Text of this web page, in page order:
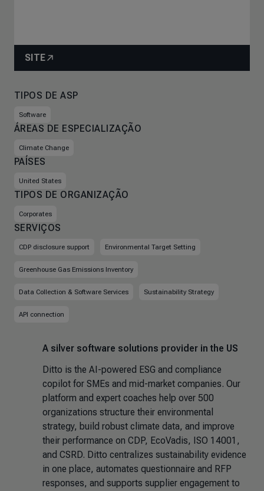
SITE
TIPOS DE ASP
Software
ÁREAS DE ESPECIALIZAÇÃO
Climate Change
PAÍSES
United States
TIPOS DE ORGANIZAÇÃO
Corporates
SERVIÇOS
CDP disclosure support Environmental Target Setting
Greenhouse Gas Emissions Inventory
Data Collection & Software Services Sustainability Strategy
API connection
A silver software solutions provider in the US
Ditto is the AI-powered ESG and compliance
copilot for SMEs and mid-market companies. Our
platform and expert coaches help over 500
organizations structure their environmental
strategy, build robust climate data, and improve
their performance on CDP, EcoVadis, ISO 14001,
and CSRD. Ditto centralizes sustainability evidence
in one place, automates questionnaire and RFP
responses, and supports supplier engagement to